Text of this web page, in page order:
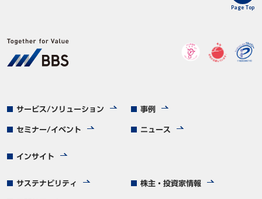
サービス/ソリューション 事例
セミナー/イベント ニュース
インサイト
サステナビリティ 株主・投資家情報
Page Top